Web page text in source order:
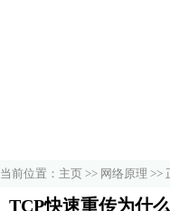
当前位置： 主页 >> 网络原理 >>
TCP快速重传为什